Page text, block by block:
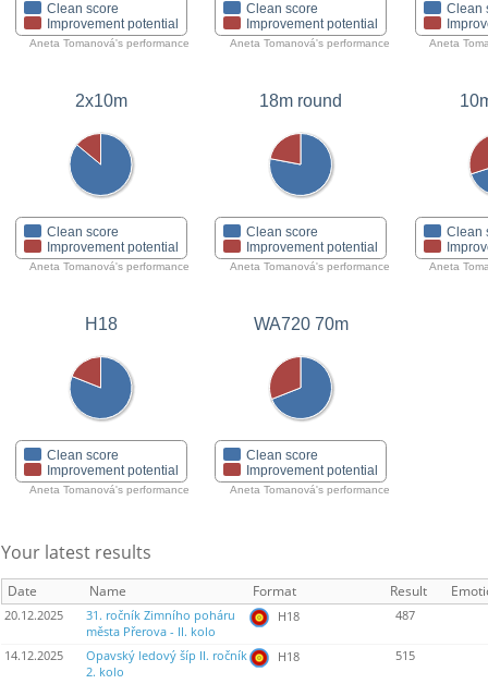
Clean score
Improvement potential
Aneta Tomanová's performance
Clean score
Improvement potential
Aneta Tomanová's performance
Clean
Aneta
2x10m
Clean score
Improvement potential
Aneta Tomanová's performance
18m round
Clean score
Improvement potential
Aneta Tomanová's performance
Clean
Aneta
H18
Clean score
Improvement potential
Aneta Tomanová's performance
WA720 70m
Clean score
Improvement potential
Aneta Tomanová's performance
Your latest results
Date Name Format Result
20.12.2025
31. ročník Zimního poháru
města Přerova - II. kolo
H18 487
14.12.2025
Opavský ledový šíp II. ročník
2. kolo
H18 515